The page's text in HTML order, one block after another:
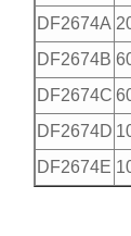
DF2674A
DF2674B
DF2674C
DF2674D
DF2674E